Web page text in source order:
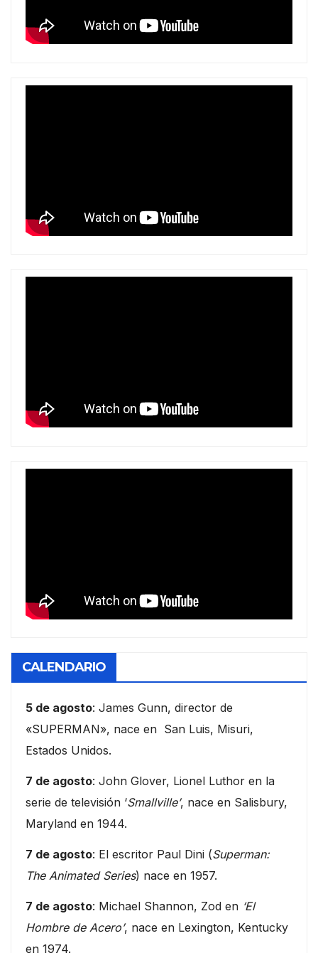
CALENDARIO
5 de agosto: James Gunn, director de
«SUPERMAN», nace en San Luis, Misuri,
Estados Unidos.
7 de agosto: John Glover, Lionel Luthor en la
serie de televisión ‘Smallville’, nace en Salisbury,
Maryland en 1944.
7 de agosto: El escritor Paul Dini (Superman:
The Animated Series) nace en 1957.
7 de agosto: Michael Shannon, Zod en ‘El
Hombre de Acero’, nace en Lexington, Kentucky
en 1974.